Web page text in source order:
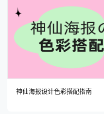
神仙海报设计色彩搭配指南